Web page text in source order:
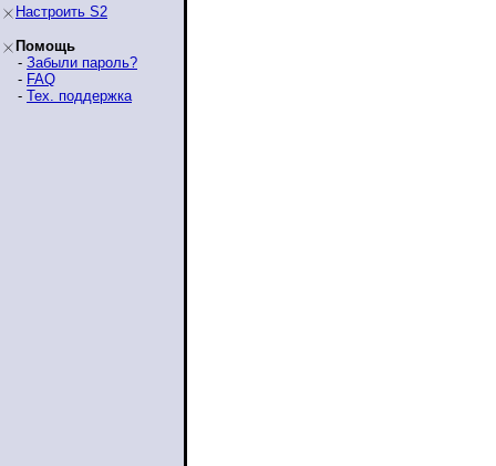
Настроить S2
Помощь
- Забыли пароль?
- FAQ
- Тех. поддержка